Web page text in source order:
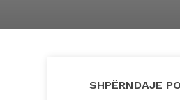
SHPËRNDAJE